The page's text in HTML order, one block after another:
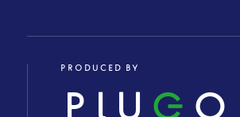
PRODUCED BY
PLU G O